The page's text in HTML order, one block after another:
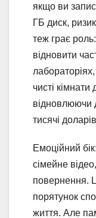
якщо ви
ГБ диск,
теж грає
відновити
чисті
відновлюючи
тисячі
Емоційний
сімейне
повернення.
порятунок
життя. Але